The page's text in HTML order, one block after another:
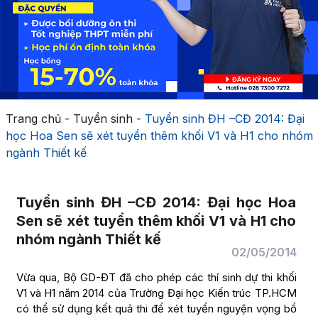
Trang chủ- Tuyển sinh- Tuyển sinh ĐH –CĐ 2014: Đại
học Hoa Sen sẽ xét tuyển thêm khối V1 và H1 cho nhóm
ngành Thiết kế
Tuyển sinh ĐH –CĐ 2014: Đại học Hoa
Sen sẽ xét tuyển thêm khối V1 và H1 cho
nhóm ngành Thiết kế
02/05/2014
Vừa qua, Bộ GD-ĐT đã cho phép các thí sinh dự thi khối
V1 và H1 năm 2014 của Trường Đại học Kiến trúc TP.HCM
có thể sử dụng kết quả thi để xét tuyển nguyện vọng bổ